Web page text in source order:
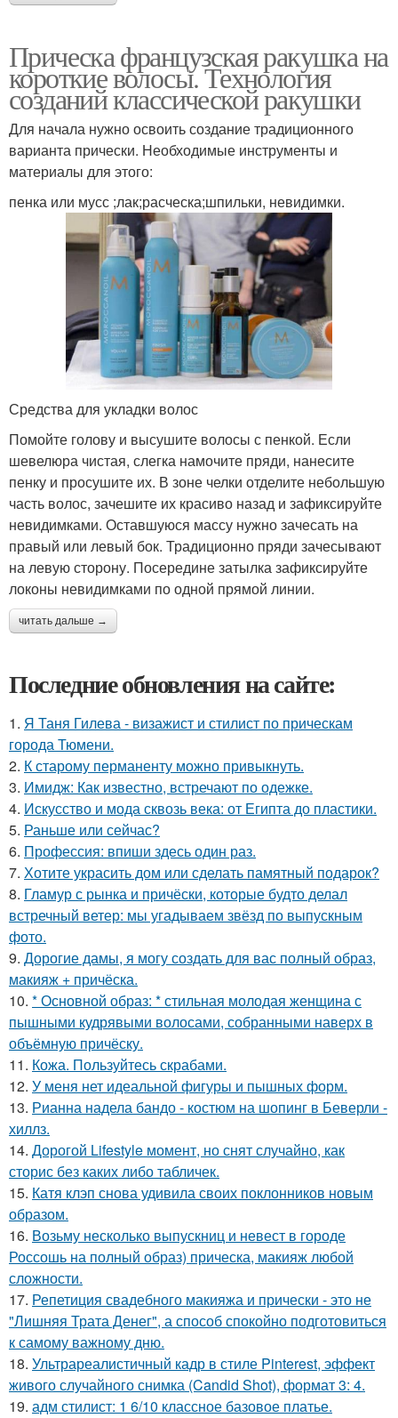
Прическа французская ракушка на
короткие волосы. Технология
созданий классической ракушки
Для начала нужно освоить создание традиционного
варианта прически. Необходимые инструменты и
материалы для этого:
пенка или мусс ;лак;расческа;шпильки, невидимки.
Средства для укладки волос
Помойте голову и высушите волосы с пенкой. Если
шевелюра чистая, слегка намочите пряди, нанесите
пенку и просушите их. В зоне челки отделите небольшую
часть волос, зачешите их красиво назад и зафиксируйте
невидимками. Оставшуюся массу нужно зачесать на
правый или левый бок. Традиционно пряди зачесывают
на левую сторону. Посередине затылка зафиксируйте
локоны невидимками по одной прямой линии.
читать дальше →
Последние обновления на сайте:
1. Я Таня Гилева - визажист и стилист по прическам
города Тюмени.
2. К старому перманенту можно привыкнуть.
3. Имидж: Как известно, встречают по одежке.
4. Искусство и мода сквозь века: от Египта до пластики.
5. Раньше или сейчас?
6. Профессия: впиши здесь один раз.
7. Хотите украсить дом или сделать памятный подарок?
8. Гламур с рынка и причёски, которые будто делал
встречный ветер: мы угадываем звёзд по выпускным
фото.
9. Дорогие дамы, я могу создать для вас полный образ,
макияж + причёска.
10. * Основной образ: * стильная молодая женщина с
пышными кудрявыми волосами, собранными наверх в
объёмную причёску.
11. Кожа. Пользуйтесь скрабами.
12. У меня нет идеальной фигуры и пышных форм.
13. Рианна надела бандо - костюм на шопинг в Беверли -
хиллз.
14. Дорогой Lifestyle момент, но снят случайно, как
сторис без каких либо табличек.
15. Катя клэп снова удивила своих поклонников новым
образом.
16. Возьму несколько выпускниц и невест в городе
Россошь на полный образ) прическа, макияж любой
сложности.
17. Репетиция свадебного макияжа и прически - это не
"Лишняя Трата Денег", а способ спокойно подготовиться
к самому важному дню.
18. Ультрареалистичный кадр в стиле Pinterest, эффект
живого случайного снимка (Candid Shot), формат 3: 4.
19. адм стилист: 1 6/10 классное базовое платье.